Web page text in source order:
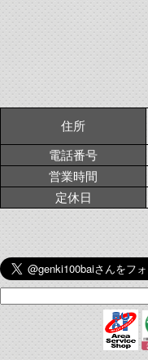
住所
電話番号
営業時間
定休日